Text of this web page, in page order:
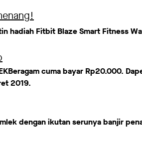
hadiah Fitbit Blaze Smart Fitness
cuma bayar Rp20.000.
2019.
dengan ikutan serunya banjir